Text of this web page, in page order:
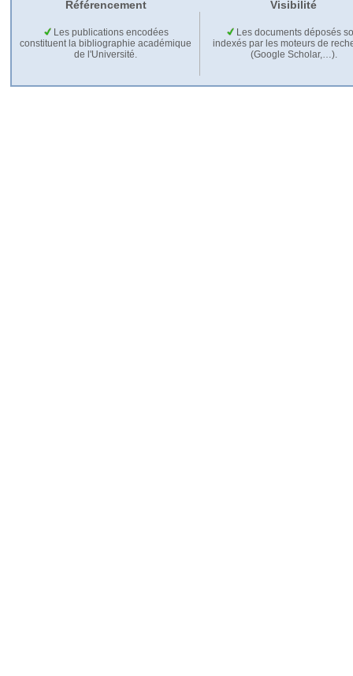
Référencement Visibilité
Les publications encodées
constituent la bibliographie académique
de l'Université.
Les documents déposés
indexés par les moteurs de
(Google Scholar,…).